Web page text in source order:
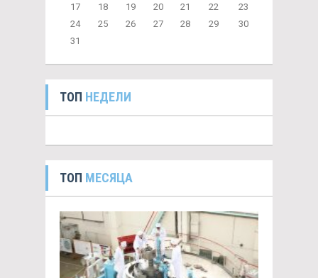
17
18 19 20 21 22
23
24
25 26 27 28 29
30
31
ТОП НЕДЕЛИ
ТОП МЕСЯЦА